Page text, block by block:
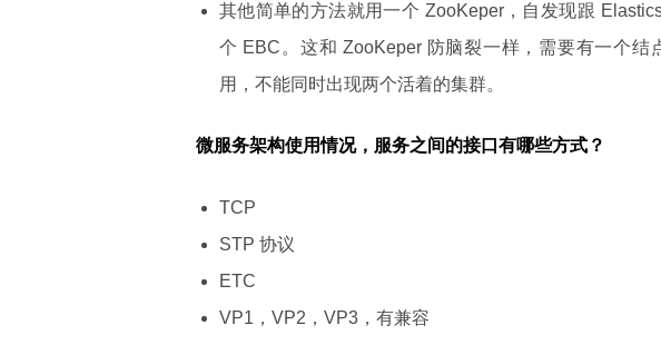
其他简单的方法就用一个 ZooKeper，自发现跟
个 EBC。这和 ZooKeper 防脑裂一样，需要有一个
用，不能同时出现两个活着的集群。
微服务架构使用情况，服务之间的接口有哪些方式？
TCP
STP 协议
ETC
VP1，VP2，VP3，有兼容